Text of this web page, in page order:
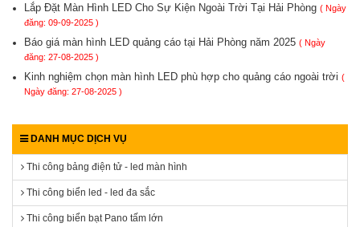
Lắp Đặt Màn Hình LED Cho Sự Kiện Ngoài Trời Tại Hải Phòng ( Ngày
đăng: 09-09-2025 )
Báo giá màn hình LED quảng cáo tại Hải Phòng năm 2025 ( Ngày
đăng: 27-08-2025 )
Kinh nghiệm chọn màn hình LED phù hợp cho quảng cáo ngoài trời (
Ngày đăng: 27-08-2025 )
DANH MỤC DỊCH VỤ
Thi công bảng điện tử - led màn hình
Thi công biển led - led đa sắc
Thi công biển bạt Pano tấm lớn